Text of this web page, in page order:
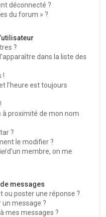
déconnecté ?
du forum » ?
?
dans la liste des
!
l’heure est toujours
proximité de mon nom
?
le modifier ?
d’un membre, on me
messages
ou poster une réponse ?
message ?
mes messages ?